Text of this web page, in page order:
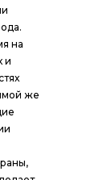
на
и
же